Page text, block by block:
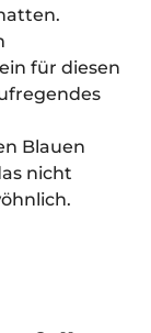
für diesen
Blauen
nicht